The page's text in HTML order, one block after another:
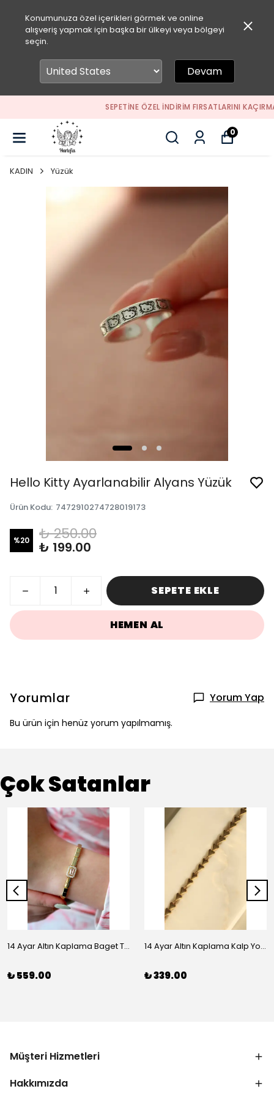
Konumunuza özel içerikleri görmek ve online
alışveriş yapmak için başka bir ülkeyi veya bölgeyi
seçin.
Devam
SEPETİNE ÖZEL İNDİRİM FIRSATLARINI KAÇIRMA
0
KADIN Yüzük
Hello Kitty Ayarlanabilir Alyans Yüzük
Ürün Kodu: 7472910274728019173
%20 ₺ 250.00
₺ 199.00
SEPETE EKLE
HEMEN AL
Yorumlar Yorum Yap
Bu ürün için henüz yorum yapılmamış.
Çok Satanlar
14 Ayar Altın Kaplama Baget Taşlı Vip Bileklik
₺ 559.00
14 Ayar Altın Kaplama Kalp Yolu Bileklik
₺ 339.00
Müşteri Hizmetleri
Hakkımızda